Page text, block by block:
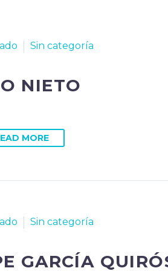
Sin categoría
NIETO
MORE
Sin categoría
GARCÍA